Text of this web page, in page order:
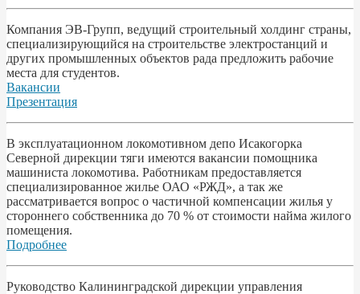
Компания ЭВ-Групп, ведущий строительный холдинг страны,
специализирующийся на строительстве электростанций и
других промышленных объектов рада предложить рабочие
места для студентов.
Вакансии
Презентация
В эксплуатационном локомотивном депо Исакогорка
Северной дирекции тяги имеются вакансии помощника
машиниста локомотива. Работникам предоставляется
специализированное жилье ОАО «РЖД», а так же
рассматривается вопрос о частичной компенсации жилья у
стороннего собственника до 70 % от стоимости найма жилого
помещения.
Подробнее
Pyководство Калининградской дирекции управления